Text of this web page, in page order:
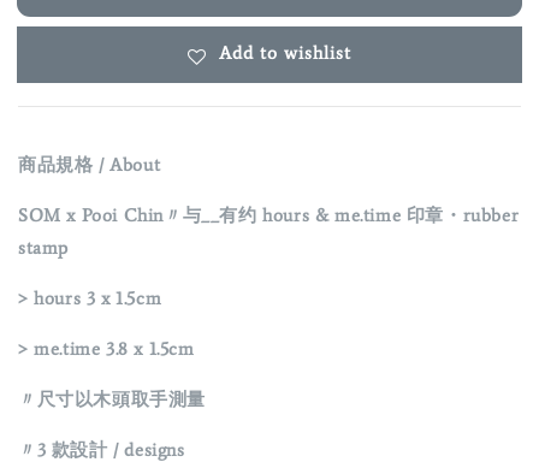
Add to wishlist
商品規格 / About
SOM x Pooi Chin〃与__有约hours &me.time 印章・rubber
stamp
>hours 3 x 1.5cm
>me.time3.8 x 1.5cm
〃尺寸以木頭取手測量
〃3 款設計 / designs